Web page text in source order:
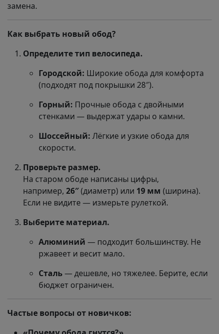
замена.
Как выбрать новый обод?
Определите тип велосипеда.
Городской: Широкие обода для комфорта
(подходят под покрышки 28″).
Горный: Прочные обода с двойными
стенками — выдержат удары о камни.
Шоссейный: Лёгкие и узкие обода для
скорости.
Проверьте размер.
На старом ободе написаны цифры,
например, 26″(диаметр) или 19 мм (ширина).
Если не видите — измерьте рулеткой.
Выберите материал.
Алюминий — подходит большинству. Не
ржавеет и весит мало.
Сталь — дешевле, но тяжелее. Берите, если
бюджет ограничен.
Частые вопросы от новичков: